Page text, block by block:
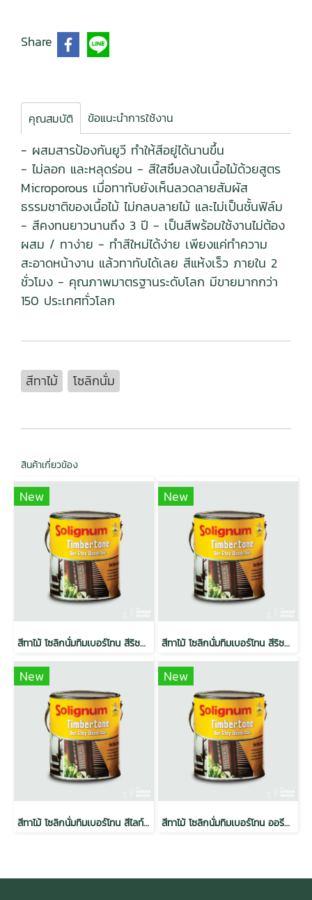
Share
คุณสมบัติ ข้อแนะนำการใช้งาน
- ผสมสารป้องกันยูวี ทำให้สีอยู่ได้นานขึ้น
- ไม่ลอก และหลุดร่อน - สีใสซึมลงในเนื้อไม้ด้วยสูตร
Microporous เมื่อทาทับยังเห็นลวดลายสัมผัส
ธรรมชาติของเนื้อไม้ ไม่กลบลายไม้ และไม่เป็นชั้นฟิล์ม
- สีคงทนยาวนานถึง 3 ปี - เป็นสีพร้อมใช้งานไม่ต้อง
ผสม / ทาง่าย - ทำสีใหม่ได้ง่าย เพียงแค่ทำความ
สะอาดหน้างาน แล้วทาทับได้เลย สีแห้งเร็ว ภายใน 2
ชั่วโมง - คุณภาพมาตรฐานระดับโลก มีขายมากกว่า
150 ประเทศทั่วโลก
สีทาไม้ โซลิกนั่ม
สินค้าเกี่ยวข้อง
New
สีทาไม้ โซลิกนั่มทิมเบอร์โทน สีริชมะฮอกกานี ขนาด 3.785 ลิตร (4กระป๋อง/ลัง)
New
สีทาไม้ โซลิกนั่มทิมเบอร์โทน สีริชมะฮอกกานี ขนาด 1 ลิตร (6กระป๋อง/ลัง)
New
สีทาไม้ โซลิกนั่มทิมเบอร์โทน สีไลท์โอ๊ค วาเทอร์ เบสท์ ขนาด 1 ลิตร (6กระป๋อง/ลัง)
New
สีทาไม้ โซลิกนั่มทิมเบอร์โทน ออรีกอนไพน์ ขนาด 1 ลิตร (6กระป๋อง/ลัง)